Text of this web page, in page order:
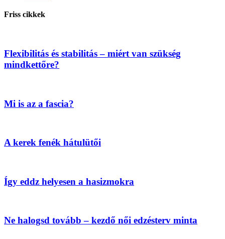
Friss cikkek
Flexibilitás és stabilitás – miért van szükség
mindkettőre?
Mi is az a fascia?
A kerek fenék hátulütői
Így eddz helyesen a hasizmokra
Ne halogsd tovább – kezdő női edzésterv minta